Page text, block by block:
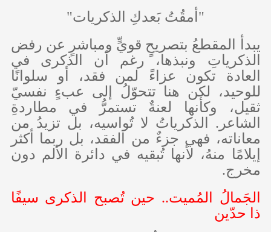
"أمقُتُ بَعدكِ الذكريات"
يبدأ المقطعُ بتصريحٍ قويٍّ ومباشرٍ عن رفض
الذكرياتِ ونبذها، رغم أن الذكرى في
العادة تكون عزاءً لمن فقد، أو سلوانًا
للوحيد، لكن هنا تتحوّلُ إلى عبءٍ نفسيّ
ثقيل، وكأنها لعنةٌ تستمرُّ في مطاردةِ
الشاعر. الذكرياتُ لا تُواسيه، بل تزيدُ من
معاناته، فهي جزءٌ من الفقد، بل ربما أكثر
إيلامًا منهُ، لأنها تُبقيه في دائرة الألم دون
مخرج.
الجَمالُ المُميت.. حين تُصبح الذكرى سيفًا
ذا حدّين